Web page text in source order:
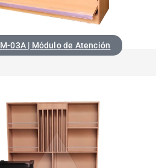
M-03A | Módulo de Atención